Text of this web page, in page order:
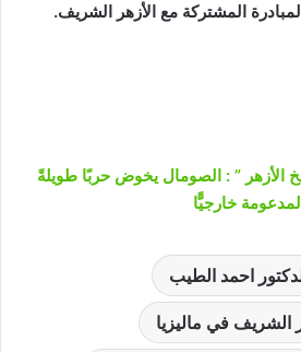
المشتركة مع الأزهر الشريف.
الأزهر ” : الصومال يخوض حربًا طويلةً
خارجيًّا
احمد الطيب
الشريف في ماليزيا